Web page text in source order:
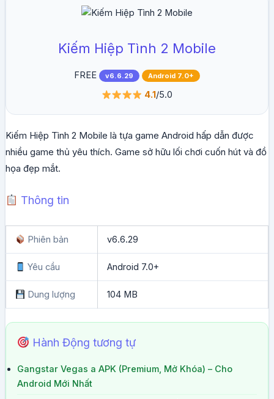
Kiếm Hiệp Tình 2 Mobile
FREE v6.6.29 Android 7.0+
4.1 /5.0
Kiếm Hiệp Tình 2 Mobile là tựa game Android hấp dẫn được
nhiều game thủ yêu thích. Game sở hữu lối chơi cuốn hút và đồ
họa đẹp mắt.
Thông tin
Phiên bản v6.6.29
Yêu cầu Android 7.0+
Dung lượng 104 MB
Hành Động tương tự
Gangstar Vegas a APK (Premium, Mở Khóa) – Cho
Android Mới Nhất